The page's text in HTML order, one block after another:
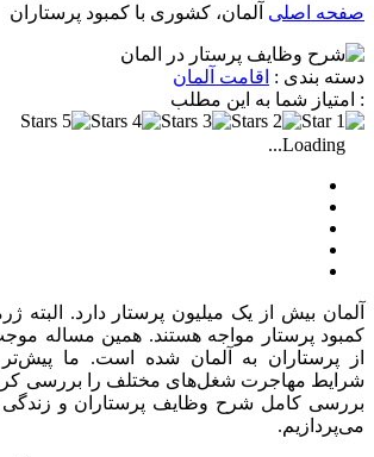
صفحه اصلی آلمان، کشوری با کمبود پرستاران
دسته بندی : اقامت آلمان
: امتیاز شما به این مطلب
Loading...
آلمان بیش از یک میلیون پرستار دارد. البته
کمبود پرستار مواجه هستند. همین مساله
از پرستاران به آلمان شده است. ما
شرایط مهاجرت شغل‌های مختلف را بررسی
بررسی کامل شرح وظایف پرستاران و زندگی
می‌پردازیم.